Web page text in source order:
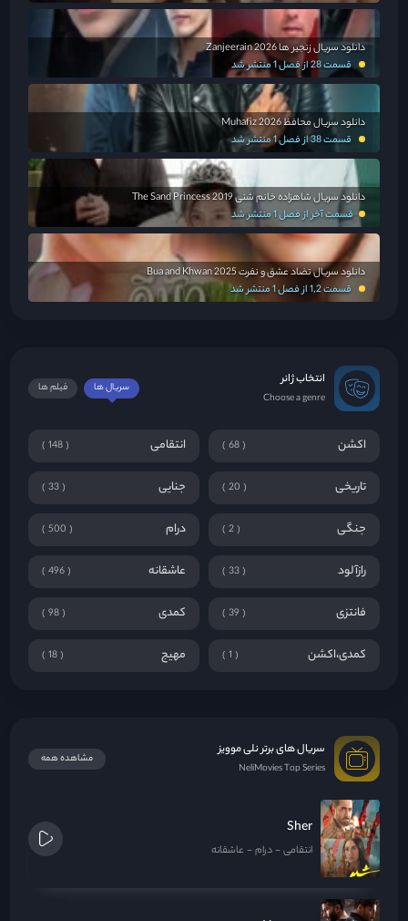
دانلود سریال زنجیر ها Zanjeerain 2026
قسمت 28 از فصل 1 منتشر شد
دانلود سریال محافظ Muhafiz 2026
قسمت 38 از فصل 1 منتشر شد
دانلود سریال شاهزاده خانم شنی The Sand Princess 2019
قسمت آخر از فصل 1 منتشر شد
دانلود سریال تضاد عشق و نفرت Bua and Khwan 2025
قسمت 1,2 از فصل 1 منتشر شد
انتخاب ژانر
Choose a genre
فیلم ها سریال ها
اکشن 68 انتقامی 148
تاریخی 20 جنایی 33
جنگی 2 درام 500
رازآلود 33 عاشقانه 496
فانتزی 39 کمدی 98
کمدی،اکشن 1 مهیج 18
سریال های برتر نلی موویز
NeliMovies Top Series
مشاهده همه
Sher
انتقامی درام عاشقانه